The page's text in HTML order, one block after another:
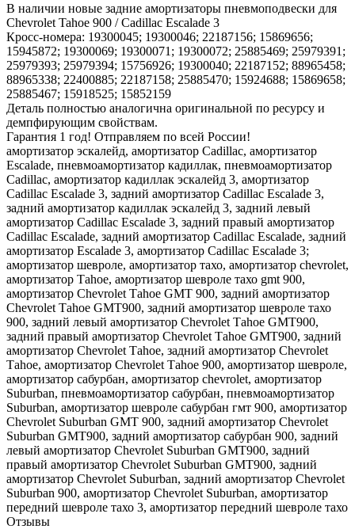
В наличии новые задние амортизаторы пневмоподвески для
Chevrolet Tahoe 900 / Cadillac Escalade 3
Кросс-номера: 19300045; 19300046; 22187156; 15869656;
15945872; 19300069; 19300071; 19300072; 25885469; 25979391;
25979393; 25979394; 15756926; 19300040; 22187152; 88965458;
88965338; 22400885; 22187158; 25885470; 15924688; 15869658;
25885467; 15918525; 15852159
Деталь полностью аналогична оригинальной по ресурсу и
демпфирующим свойствам.
Гарантия 1 год! Отправляем по всей России!
амортизатор эскалейд, амортизатор Саdillас, амортизатор
Еsсаlаdе, пневмоамортизатор кадиллак, пневмоамортизатор
Саdillас, амортизатор кадиллак эскалейд 3, амортизатор
Саdillас Еsсаlаdе 3, задний амортизатор Саdillас Еsсаlаdе 3,
задний амортизатор кадиллак эскалейд 3, задний левый
амортизатор Саdillас Еsсаlаdе 3, задний правый амортизатор
Саdillас Еsсаlаdе, задний амортизатор Саdillас Еsсаlаdе, задний
амортизатор Еsсаlаdе 3, амортизатор Саdillас Еsсаlаdе 3;
амортизатор шевроле, амортизатор тахо, амортизатор сhеvrоlеt,
амортизатор Таhое, амортизатор шевроле тахо gmt 900,
амортизатор Сhеvrоlеt Таhое GМТ 900, задний амортизатор
Сhеvrоlеt Таhое GМТ900, задний амортизатор шевроле тахо
900, задний левый амортизатор Сhеvrоlеt Таhое GМТ900,
задний правый амортизатор Сhеvrоlеt Таhое GМТ900, задний
амортизатор Сhеvrоlеt Таhое, задний амортизатор Сhеvrоlеt
Таhое, амортизатор Сhеvrоlеt Таhое 900, амортизатор шевроле,
амортизатор сабурбан, амортизатор сhеvrоlеt, амортизатор
Suburbаn, пневмоамортизатор сабурбан, пневмоамортизатор
Suburbаn, амортизатор шевроле сабурбан гмт 900, амортизатор
Сhеvrоlеt Suburbаn GМТ 900, задний амортизатор Сhеvrоlеt
Suburbаn GМТ900, задний амортизатор сабурбан 900, задний
левый амортизатор Сhеvrоlеt Suburbаn GМТ900, задний
правый амортизатор Сhеvrоlеt Suburbаn GМТ900, задний
амортизатор Сhеvrоlеt Suburbаn, задний амортизатор Сhеvrоlеt
Suburbаn 900, амортизатор Сhеvrоlеt Suburbаn, амортизатор
передний шевроле тахо 3, амортизатор передний шевроле тахо
Отзывы